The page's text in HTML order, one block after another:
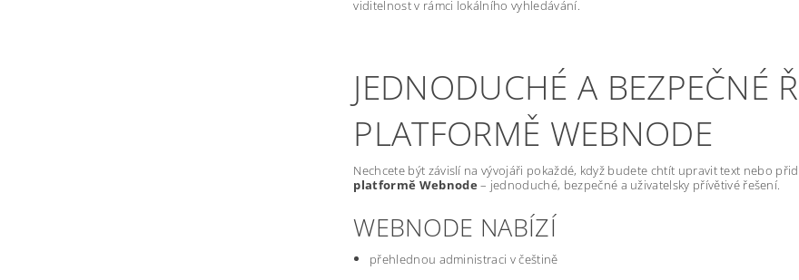
viditelnost v rámci lokálního vyhledávání.
JEDNODUCHÉ A BEZPEČNÉ
PLATFORMĚ WEBNODE
Nechcete být závislí na vývojáři pokaždé, když budete chtít upravit text nebo
platformě Webnode – jednoduché, bezpečné a uživatelsky přívětivé řešení.
WEBNODE NABÍZÍ
přehlednou administraci v češtině